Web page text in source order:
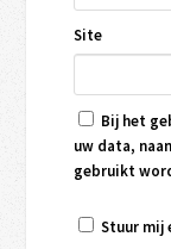
Site
Bij het
uw data,
gebruikt
Stuur mij